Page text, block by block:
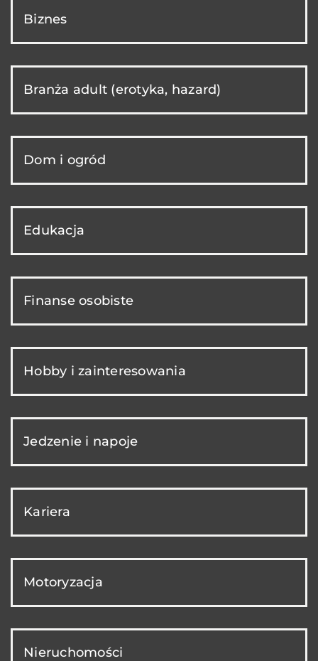
Biznes
Branża adult (erotyka, hazard)
Dom i ogród
Edukacja
Finanse osobiste
Hobby i zainteresowania
Jedzenie i napoje
Kariera
Motoryzacja
Nieruchomości